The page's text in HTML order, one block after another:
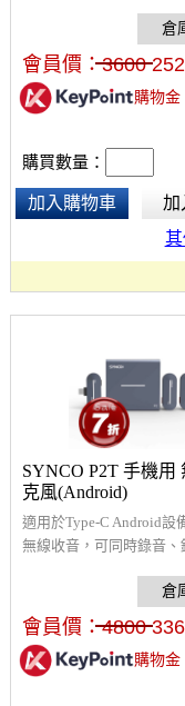
78dB高信噪比，鍍金
保高品質傳輸。CNC黃
構，堅固耐用，降低訊號
180Hz高通濾波器，可將
理想選擇！附桌上三腳
罩、USB線及1.5mOTG線
會員價：3600
購物金
購買數量：
加入購物車
加
SYNCO P2T 手機用
克風(Android)
適用於Type-C Android設
無線收音，可同時錄音、
輸距離可達150m，抽屜
盒，觸點快速充電，內
續航5小時，也支持邊錄
高保真聲音、即時耳機
會員價：4800
購物金